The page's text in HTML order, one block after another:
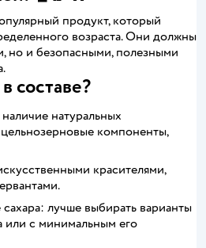
продукт, который
возраста. Они должны
но и безопасными, полезными
составе?
натуральных
компоненты,
красителями,
лучше выбирать варианты
или с минимальным его